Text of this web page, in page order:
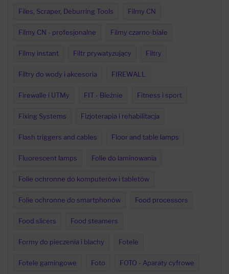
Files, Scraper, Deburring Tools Filmy CN
Filmy CN - profesjonalne Filmy czarno-białe
Filmy instant Filtr prywatyzujący Filtry
Filtry do wody i akcesoria FIREWALL
Firewalle i UTMy FIT - Bieżnie Fitness i sport
Fixing Systems Fizjoterapia i rehabilitacja
Flash triggers and cables Floor and table lamps
Fluorescent lamps Folie do laminowania
Folie ochronne do komputerów i tabletów
Folie ochronne do smartphonów Food processors
Food slicers Food steamers
Formy do pieczenia i blachy Fotele
Fotele gamingowe Foto FOTO - Aparaty cyfrowe